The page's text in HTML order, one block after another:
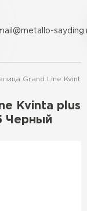
Grand Line
Kvinta plus
Черный
Контакты